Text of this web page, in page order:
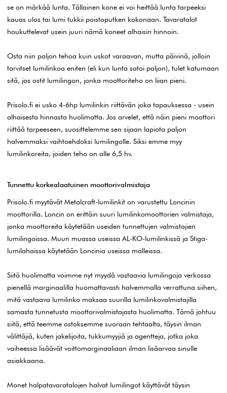
se on märkää lunta. Tällainen kone ei voi heittää lunta tarpeeksi
kauas ulos tai lumi tukkii poistoputken kokonaan. Tavaratalot
houkuttelevat usein juuri nämä koneet alhaisin hinnoin.
Osta niin paljon tehoa kuin uskot varaavan, mutta päivinä, jolloin
tarvitset lumilinkoa eniten (eli kun lunta satoi paljon), tulet katumaan
sitä, jos ostit lumilingon, jonka moottoriteho on liian pieni.
Prisolo.fi ei usko 4-6hp lumilinkin riittävän joka tapauksessa - usein
alhaisesta hinnasta huolimatta. Jos arvelet, että näin pieni moottori
riittää tarpeeseen, suosittelemme sen sijaan lapiota paljon
halvemmaksi vaihtoehdoksi lumilingolle. Siksi emme myy
lumilinkoreita, joiden teho on alle 6,5 hv.
Tunnettu korkealaatuinen moottorivalmistaja
Prisolo.fi myytävät Metalcraft-lumilinkit on varustettu Loncinin
moottorilla. Loncin on erittäin suuri lumilinkomoottorien valmistaja,
jonka moottoreita käytetään useiden tunnettujen valmistajien
lumilingoissa. Muun muassa useissa AL-KO-lumilinkissä ja Stiga-
lumilahaissa käytetään Loncinia useissa malleissa.
Siitä huolimatta voimme nyt myydä vastaavia lumilingoja verkossa
pienellä marginaalilla huomattavasti halvemmalla verrattuna siihen,
mitä vastaava lumilinko maksaa suurilla lumilinkovalmistajilla
samasta tunnetusta moottorivalmistajasta huolimatta. Tämä johtuu
siitä, että teemme ostoksemme suoraan tehtaalta, täysin ilman
välittäjiä, kuten jakelijoita, tukkumyyjiä ja agentteja, jotka joka
vaiheessa lisäävät voittomarginaaliaan ilman lisäarvoa sinulle
asiakkaana.
Monet halpatavaratalojen halvat lumilingot käyttävät täysin